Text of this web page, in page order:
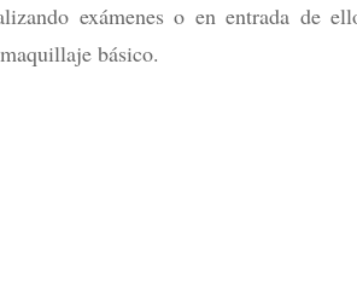
exámenes o en entrada de
básico.